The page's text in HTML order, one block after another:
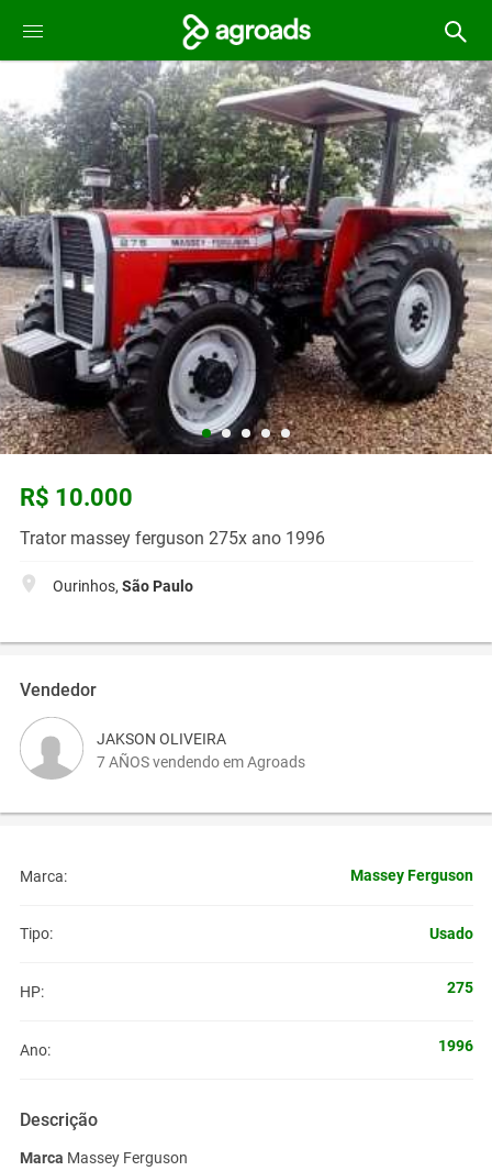
R$ 10.000
Trator massey ferguson 275x ano 1996
Ourinhos, São Paulo
Vendedor
JAKSON OLIVEIRA
7 AÑOS vendendo em Agroads
Marca: Massey Ferguson
Tipo: Usado
HP: 275
Ano: 1996
Descrição
Marca Massey Ferguson